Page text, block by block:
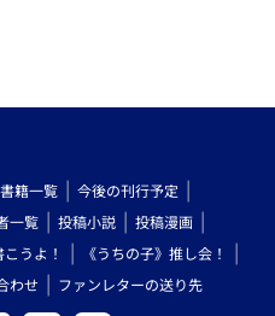
書籍一覧
今後の刊行予定
一覧 投稿小説
投稿漫画
うよ！
《うちの子》推し会！
わせ ファンレターの送り先